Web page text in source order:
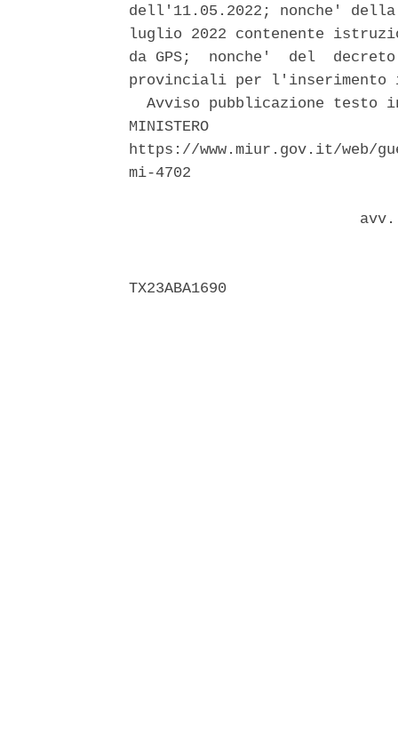
dell'11.05.2022; nonche'
luglio 2022 contenente
da GPS;  nonche'  del
provinciali per l'inserimento
Avviso pubblicazione testo
MINISTERO
https://www.miur.gov.it/web/
mi-4702